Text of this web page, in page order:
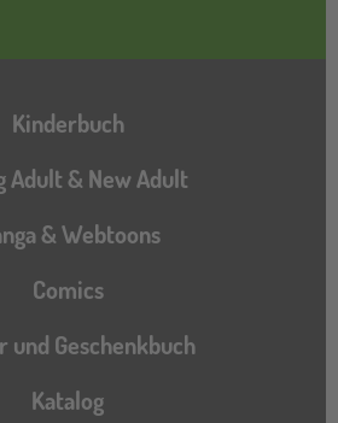
Kinderbuch
Adult & New Adult
& Webtoons
Comics
und Geschenkbuch
Katalog
Katalog